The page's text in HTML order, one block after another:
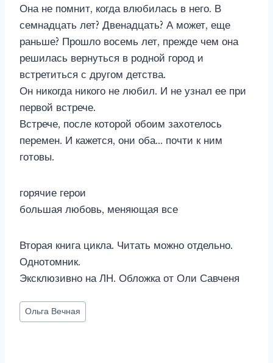
Она не помнит, когда влюбилась в него. В
семнадцать лет? Двенадцать? А может, еще
раньше? Прошло восемь лет, прежде чем она
решилась вернуться в родной город и
встретиться с другом детства.
Он никогда никого не любил. И не узнал ее при
первой встрече.
Встрече, после которой обоим захотелось
перемен. И кажется, они оба… почти к ним
готовы.
горячие герои
большая любовь, меняющая все
Вторая книга цикла. Читать можно отдельно.
Однотомник.
Эксклюзивно на ЛН. Обложка от Оли Савченя
Метки
записи:
Ольга Вечная